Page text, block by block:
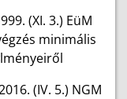
(XI. 3.) EüM
minimális
(IV. 5.) NGM